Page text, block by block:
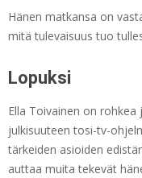
Hänen matkansa on
mitä tulevaisuus tuo
Lopuksi
Ella Toivainen on
julkisuuteen tosi-tv-
tärkeiden asioiden
auttaa muita tekevät